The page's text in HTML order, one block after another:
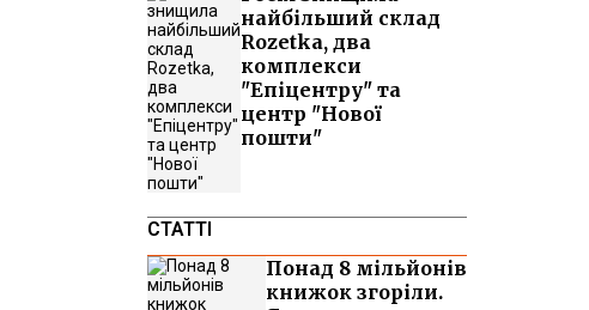
найбільший склад
Rozetka, два
комплекси
"Епіцентру" та
центр "Нової
пошти"
СТАТТІ
Понад 8 мільйонів
книжок згоріли.